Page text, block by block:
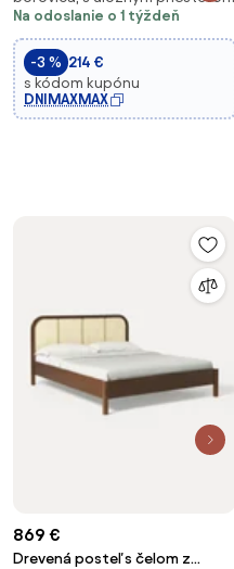
BOROVICA
Na odoslanie o 1 týždeň
-3 % 214 €
s kódom kupónu
DNIMAXMAX
869 €
Drevená posteľ s čelom z